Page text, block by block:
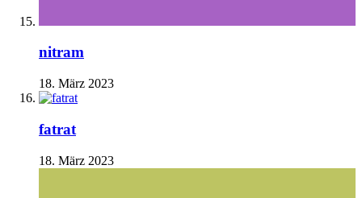
nitram
18. März 2023
fatrat
18. März 2023